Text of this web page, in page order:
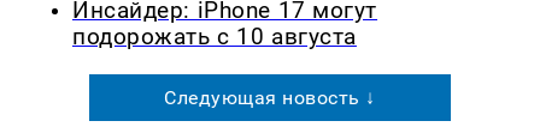
Инсайдер: iPhone 17 могут
подорожать с 10 августа
Следующая новость ↓